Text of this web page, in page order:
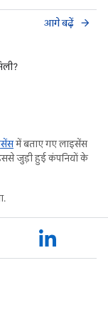
आगे बढ़ें arrow_forward
में बताए गए लाइसेंस
जुड़ी हुई कंपनियों के